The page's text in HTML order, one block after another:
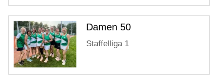
Damen 50
Staffelliga 1